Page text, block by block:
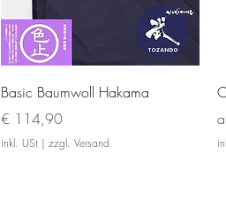
Schnellansicht
Basic Baumwoll Hakama
Preis
€ 114,90
inkl. USt | zzgl. Versand